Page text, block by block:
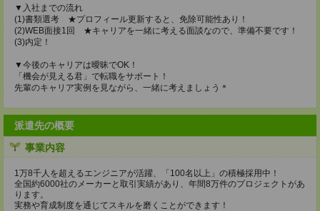
▼入社までの流れ
(1)書類選考 ★プロフィール更新すると、免除可能性あり！
(2)WEB面接1回 ★キャリアを一緒に考える面談なので、準備不要です！
(3)内定！
▼今後のキャリアは曖昧でOK！
「機会が見える君」で転職をサポート！
先輩のキャリア実例を見ながら、一緒に考えましょう＊
派遣先の概要
事業内容
1万8千人を超えるエンジニアが活躍、「100名以上」の積極採用中！
全国約6000社のメーカーと取引実績があり、年間8万件のプロジェクトがあ
ります。
実務や育成制度を通じてスキルを磨くことができます！